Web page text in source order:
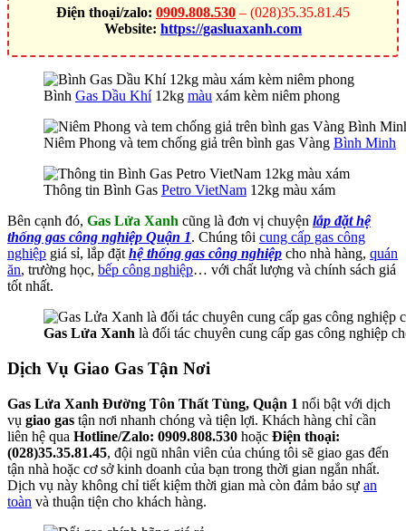
Điện thoại/zalo: 0909.808.530 – (028)35.35.81.45
Website: https://gasluaxanh.com
Bình Gas Dầu Khí12kg màu xám kèm niêm phong
Niêm Phong và tem chống giả trên bình gas Vàng Bình Minh
Thông tin Bình Gas Petro VietNam 12kg màu xám
Bên cạnh đó, Gas Lửa Xanh cũng là đơn vị chuyện lắp đặt hệ
thống gas công nghiệp Quận 1. Chúng tôi cung cấp gas công
nghiệp giá sỉ, lắp đặt hệ thống gas công nghiệp cho nhà hàng, quán
ăn, trường học, bếp công nghiệp… với chất lượng và chính sách giá
tốt nhất.
Gas Lửa Xanh là đối tác chuyên cung cấp gas công nghiệp
Dịch Vụ Giao Gas Tận Nơi
Gas Lửa Xanh Đường Tôn Thất Tùng, Quận 1 nổi bật với dịch
vụ giao gas tận nơi nhanh chóng và tiện lợi. Khách hàng chỉ cần
liên hệ qua Hotline/Zalo: 0909.808.530 hoặc Điện thoại:
(028)35.35.81.45, đội ngũ nhân viên của chúng tôi sẽ giao gas đến
tận nhà hoặc cơ sở kinh doanh của bạn trong thời gian ngắn nhất.
Dịch vụ này không chỉ tiết kiệm thời gian mà còn đảm bảo sự an
toàn và thuận tiện cho khách hàng.